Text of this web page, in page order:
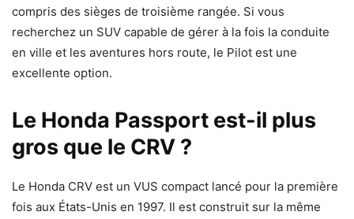
compris des sièges de troisième rangée. Si vous
recherchez un SUV capable de gérer à la fois la conduite
en ville et les aventures hors route, le Pilot est une
excellente option.
Le Honda Passport est-il plus
gros que le CRV ?
Le Honda CRV est un VUS compact lancé pour la première
fois aux États-Unis en 1997. Il est construit sur la même